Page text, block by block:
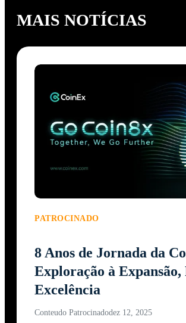
MAIS NOTÍCIAS
PATROCINADO
8 Anos de Jornada da
Exploração à Expansão,
Excelência
Conteudo Patrocinadodez 12, 2025